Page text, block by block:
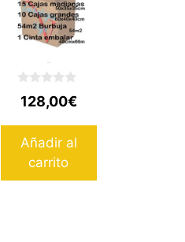
0
d
5
128,00€
Añadir al
carrito